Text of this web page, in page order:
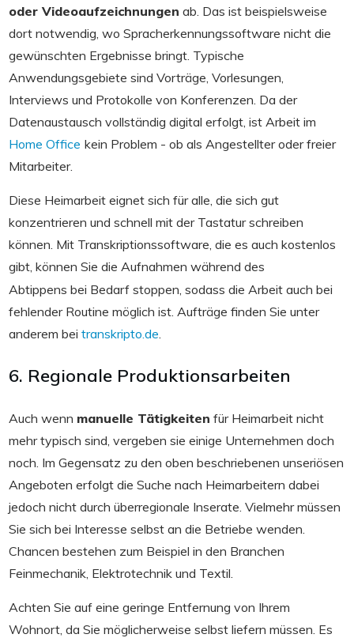
oder Videoaufzeichnungen ab. Das ist beispielsweise
dort notwendig, wo Spracherkennungssoftware nicht die
gewünschten Ergebnisse bringt. Typische
Anwendungsgebiete sind Vorträge, Vorlesungen,
Interviews und Protokolle von Konferenzen. Da der
Datenaustausch vollständig digital erfolgt, ist Arbeit im
Home Office kein Problem - ob als Angestellter oder freier
Mitarbeiter.
Diese Heimarbeit eignet sich für alle, die sich gut
konzentrieren und schnell mit der Tastatur schreiben
können. Mit Transkriptionssoftware, die es auch kostenlos
gibt, können Sie die Aufnahmen während des
Abtippens bei Bedarf stoppen, sodass die Arbeit auch bei
fehlender Routine möglich ist. Aufträge finden Sie unter
anderem bei transkripto.de
6. Regionale Produktionsarbeiten
Auch wenn manuelle Tätigkeiten für Heimarbeit nicht
mehr typisch sind, vergeben sie einige Unternehmen doch
noch. Im Gegensatz zu den oben beschriebenen unseriösen
Angeboten erfolgt die Suche nach Heimarbeitern dabei
jedoch nicht durch überregionale Inserate. Vielmehr müssen
Sie sich bei Interesse selbst an die Betriebe wenden.
Chancen bestehen zum Beispiel in den Branchen
Feinmechanik, Elektrotechnik und Textil.
Achten Sie auf eine geringe Entfernung von Ihrem
Wohnort, da Sie möglicherweise selbst liefern müssen. Es